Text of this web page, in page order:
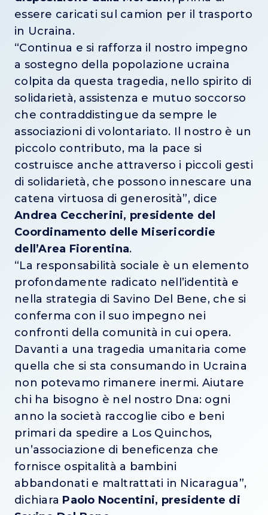
essere caricati sul camion per il trasporto
in Ucraina.
“Continua e si rafforza il nostro impegno
a sostegno della popolazione ucraina
colpita da questa tragedia, nello spirito di
solidarietà, assistenza e mutuo soccorso
che contraddistingue da sempre le
associazioni di volontariato. Il nostro è un
piccolo contributo, ma la pace si
costruisce anche attraverso i piccoli gesti
di solidarietà, che possono innescare una
catena virtuosa di generosità”, dice
Andrea Ceccherini, presidente del
Coordinamento delle Misericordie
dell’Area Fiorentina.
“La responsabilità sociale è un elemento
profondamente radicato nell’identità e
nella strategia di Savino Del Bene, che si
conferma con il suo impegno nei
confronti della comunità in cui opera.
Davanti a una tragedia umanitaria come
quella che si sta consumando in Ucraina
non potevamo rimanere inermi. Aiutare
chi ha bisogno è nel nostro Dna: ogni
anno la società raccoglie cibo e beni
primari da spedire a Los Quinchos,
un’associazione di beneficenza che
fornisce ospitalità a bambini
abbandonati e maltrattati in Nicaragua”,
dichiara Paolo Nocentini, presidente di